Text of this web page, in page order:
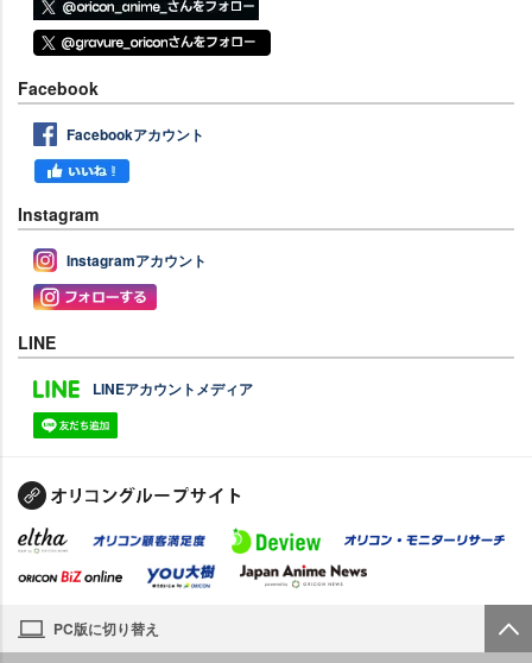
Facebook
Facebookアカウント
Instagram
Instagramアカウント
LINE
LINEアカウントメディア
PC版に切り替え